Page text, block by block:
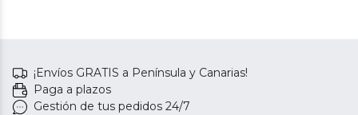
¡Envíos GRATIS a Península y Canarias!
Paga a plazos
Gestión de tus pedidos 24/7